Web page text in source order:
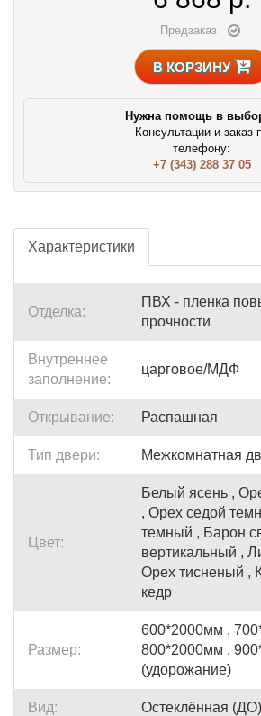
Предзаказ
В КОРЗИНУ
Нужна помощь в
Консультации и заказ
телефону:
+7 (343) 288 37 05
Характеристики
Отделка:
ПВХ - пленка
прочности
Внутреннее
заполнение:
царговое/МДФ
Открывание: Распашная
Тип двери: Межкомнатная
Цвет:
Белый ясень ,
, Орех седой
темный , Барон
вертикальный ,
Орех тисненый ,
кедр
Размер:
600*2000мм ,
800*2000мм ,
(удорожание)
Вид: Остеклённая (ДО)